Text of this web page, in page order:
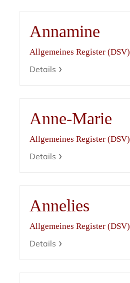
Annamine
Allgemeines Register (DSV)
Details
Anne-Marie
Allgemeines Register (DSV)
Details
Annelies
Allgemeines Register (DSV)
Details